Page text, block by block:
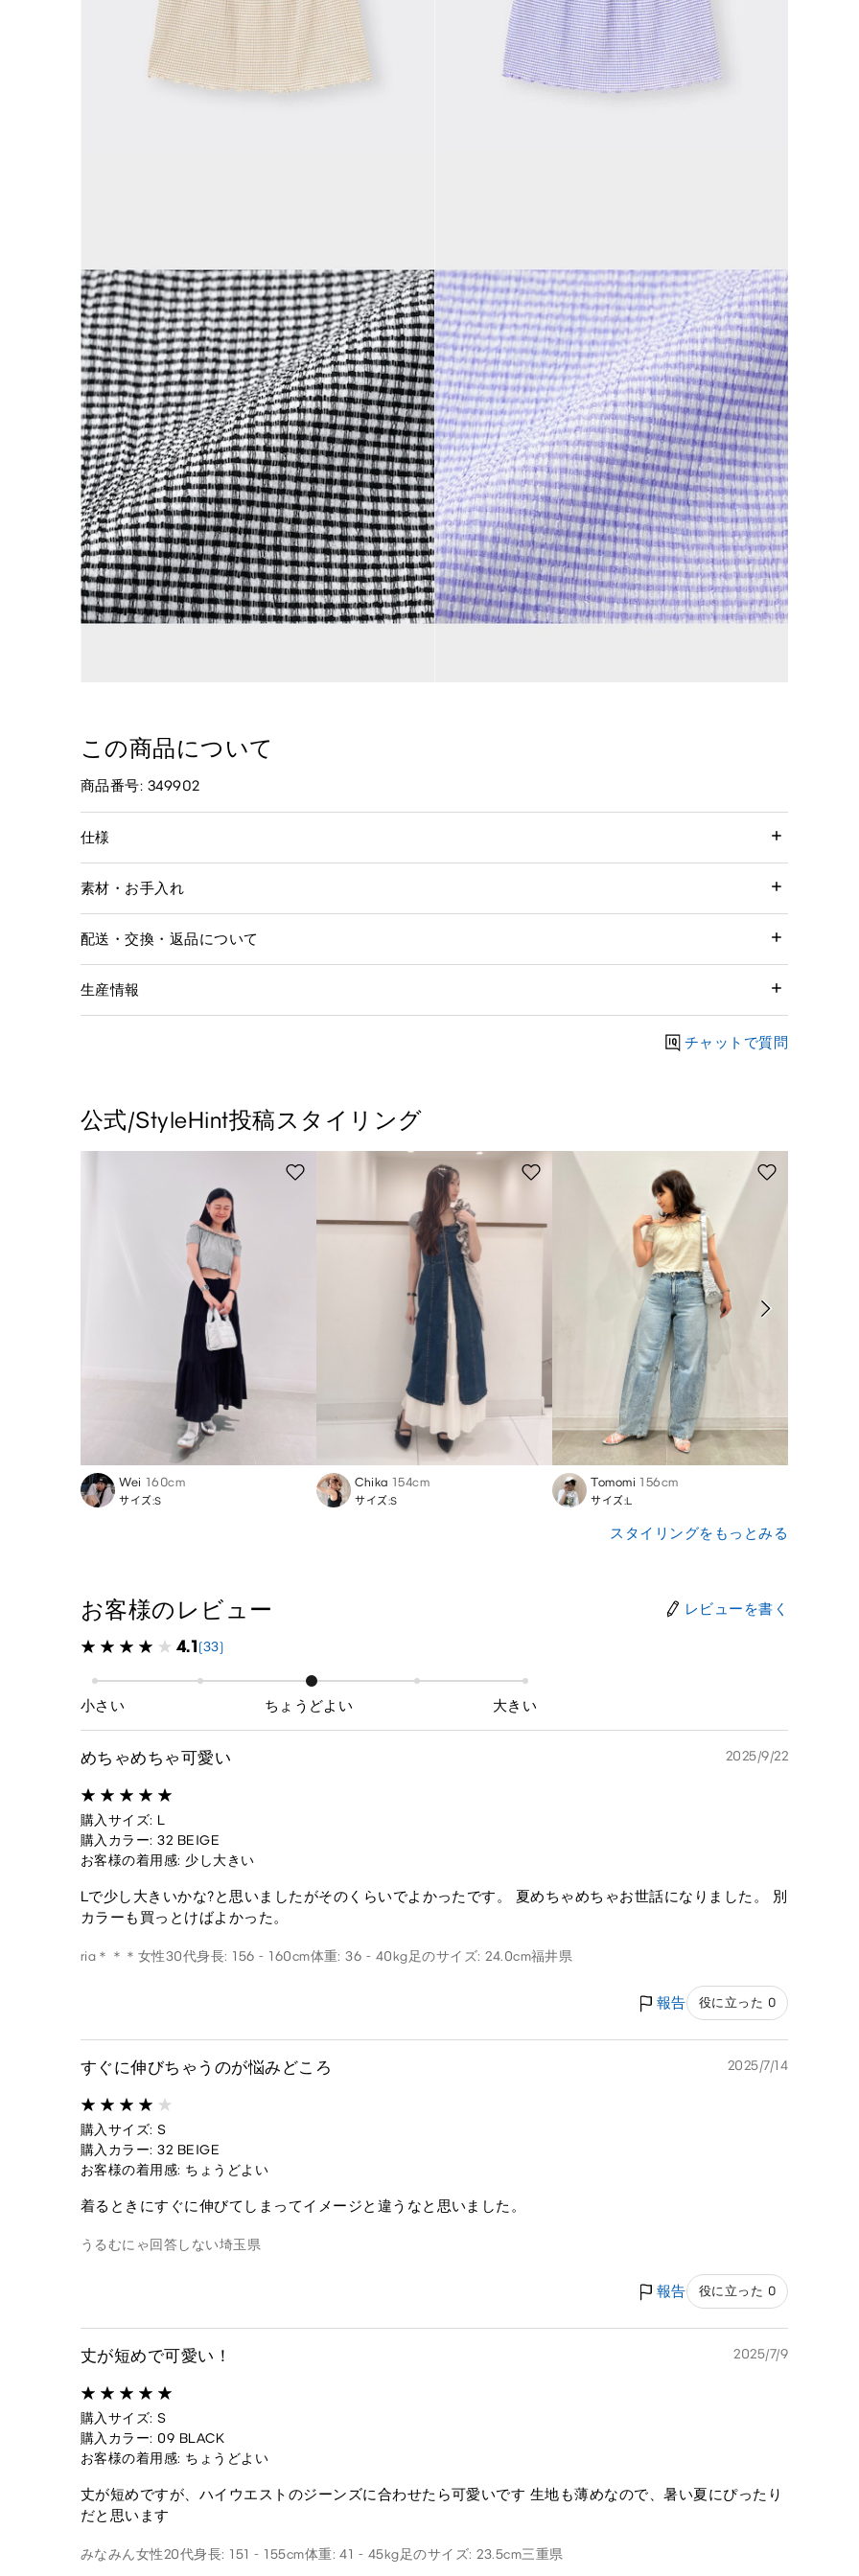
この商品について
商品番号: 349902
仕様
素材・お手入れ
配送・交換・返品について
生産情報
チャットで質問
公式/StyleHint投稿スタイリング
Wei 160cm
サイズ:S
Chika 154cm
サイズ:S
Tomomi 156cm
サイズ:L
スタイリングをもっとみる
お客様のレビュー レビューを書く
4.1(33)
小さい ちょうどよい 大きい
めちゃめちゃ可愛い 2025/9/22
購入サイズ: L
購入カラー: 32 BEIGE
お客様の着用感: 少し大きい
Lで少し大きいかな?と思いましたがそのくらいでよかったです。 夏めちゃめちゃお世話になりました。 別
カラーも買っとけばよかった。
ria＊＊＊ 女性30代身長: 156 - 160cm体重: 36 - 40kg足のサイズ: 24.0cm福井県
報告 役に立った 0
すぐに伸びちゃうのが悩みどころ 2025/7/14
購入サイズ: S
購入カラー: 32 BEIGE
お客様の着用感: ちょうどよい
着るときにすぐに伸びてしまってイメージと違うなと思いました。
うるむにゃ回答しない埼玉県
報告 役に立った 0
丈が短めで可愛い！ 2025/7/9
購入サイズ: S
購入カラー: 09 BLACK
お客様の着用感: ちょうどよい
丈が短めですが、ハイウエストのジーンズに合わせたら可愛いです 生地も薄めなので、暑い夏にぴったり
だと思います
みなみん女性20代身長: 151 - 155cm体重: 41 - 45kg足のサイズ: 23.5cm三重県